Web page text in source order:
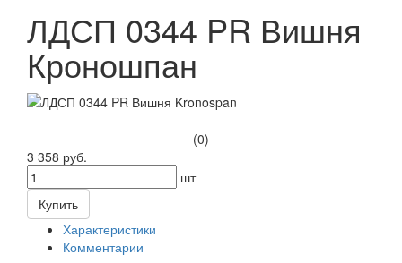
ЛДСП 0344 PR Вишня
Кроношпан
(0)
3 358 руб.
шт
Купить
Характеристики
Комментарии